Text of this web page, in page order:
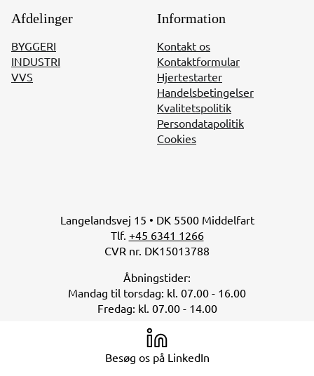
Afdelinger
BYGGERI
INDUSTRI
VVS
Information
Kontakt os
Kontaktformular
Hjertestarter
Handelsbetingelser
Kvalitetspolitik
Persondatapolitik
Cookies
Langelandsvej 15 • DK 5500 Middelfart
Tlf. +45 6341 1266
CVR nr. DK15013788
Åbningstider:
Mandag til torsdag: kl. 07.00 - 16.00
Fredag: kl. 07.00 - 14.00
Besøg os på LinkedIn